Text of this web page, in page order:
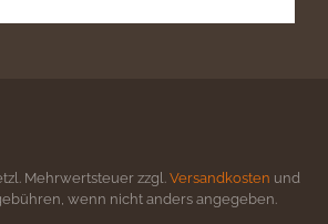
Mehrwertsteuer zzgl. Versandkosten und
wenn nicht anders angegeben.